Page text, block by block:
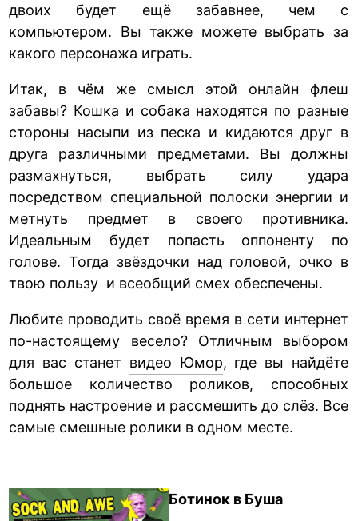
двоих будет ещё забавнее, чем с
компьютером. Вы также можете выбрать за
какого персонажа играть.
Итак, в чём же смысл этой онлайн флеш
забавы? Кошка и собака находятся по разные
стороны насыпи из песка и кидаются друг в
друга различными предметами. Вы должны
размахнуться, выбрать силу удара
посредством специальной полоски энергии и
метнуть предмет в своего противника.
Идеальным будет попасть оппоненту по
голове. Тогда звёздочки над головой, очко в
твою пользу и всеобщий смех обеспечены.
Любите проводить своё время в сети интернет
по-настоящему весело? Отличным выбором
для вас станет видео Юмор, где вы найдёте
большое количество роликов, способных
поднять настроение и рассмешить до слёз. Все
самые смешные ролики в одном месте.
Ботинок в Буша